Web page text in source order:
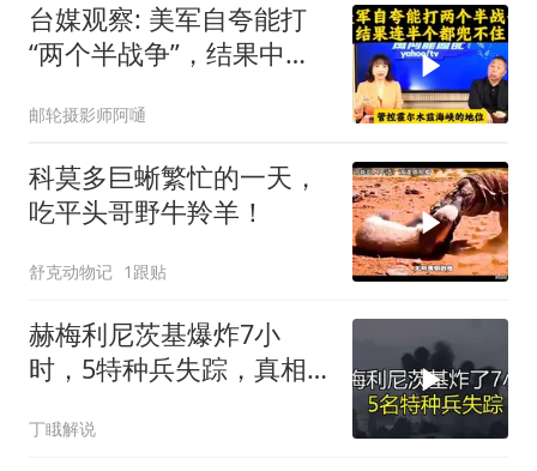
台媒观察: 美军自夸能打
“两个半战争”，结果中东
邮轮摄影师阿嗵
科莫多巨蜥繁忙的一天，
吃平头哥野牛羚羊！
舒克动物记 1跟贴
赫梅利尼茨基爆炸7小
时，5特种兵失踪，真相
丁睋解说